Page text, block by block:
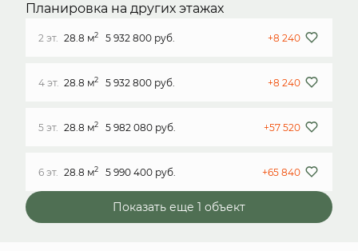
Планировка на других этажах
2 эт. 28.8 м2 5 932 800 руб. +8 240
4 эт. 28.8 м2 5 932 800 руб. +8 240
5 эт. 28.8 м2 5 982 080 руб. +57 520
6 эт. 28.8 м2 5 990 400 руб. +65 840
Показать еще 1 объект